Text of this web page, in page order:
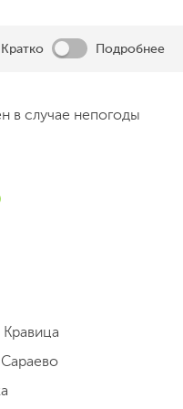
Кратко Подробнее
Дорога сама по себе
сначала виды
суровые зеленые
бирюзовая река
Старый мост
оживленно, но
становится
в случае непогоды